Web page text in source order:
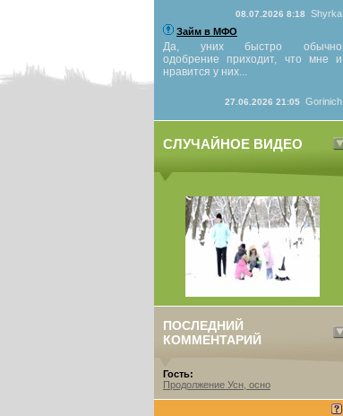
08.07.2026 8:18
Shyrka
Займ в МФО
Да, уних быстро обычно
одобрение приходит, что мне и
нравится у них...
27.06.2026 21:05 Gorinich
СЛУЧАЙНОЕ ВИДЕО
ПОСЛЕДНИЙ
КОММЕНТАРИЙ
Гость:
Продолжение Усн, осно